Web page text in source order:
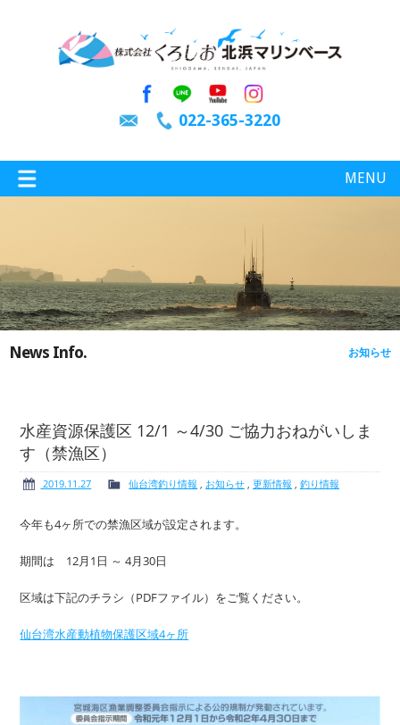
022-365-3220
MENU
特選情報 釣り情報
ボート免許 レンタルボート
サービス案内
News Info. お知らせ
水産資源保護区 12/1 ～4/30 ご協力おねがいしま
す（禁漁区）
2019.11.27 仙台湾釣り情報 お知らせ ,更新情報 釣り情報
今年も4ヶ所での禁漁区域が設定されます。
期間は 12月1日 ～ 4月30日
区域は下記のチラシ（PDFファイル）をご覧ください。
仙台湾水産動植物保護区域4ヶ所